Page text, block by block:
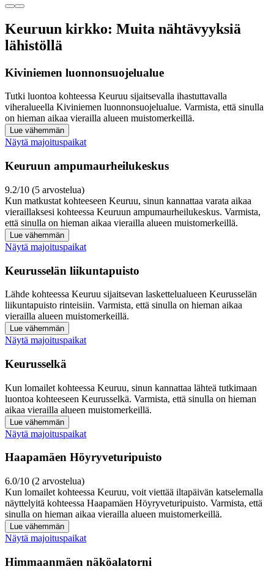
Keuruun kirkko: Muita nähtävyyksiä
lähistöllä
Kiviniemen luonnonsuojelualue
Tutki luontoa kohteessa Keuruu sijaitsevalla ihastuttavalla
viheralueella Kiviniemen luonnonsuojelualue. Varmista, että sinulla
on hieman aikaa vierailla alueen muistomerkeillä.
Lue vähemmän
Näytä majoituspaikat
Keuruun ampumaurheilukeskus
9.2/10 (5 arvostelua)
Kun matkustat kohteeseen Keuruu, sinun kannattaa varata aikaa
vieraillaksesi kohteessa Keuruun ampumaurheilukeskus. Varmista,
että sinulla on hieman aikaa vierailla alueen muistomerkeillä.
Lue vähemmän
Näytä majoituspaikat
Keurusselän liikuntapuisto
Lähde kohteessa Keuruu sijaitsevan laskettelualueen Keurusselän
liikuntapuisto rinteisiin. Varmista, että sinulla on hieman aikaa
vierailla alueen muistomerkeillä.
Lue vähemmän
Näytä majoituspaikat
Keurusselkä
Kun lomailet kohteessa Keuruu, sinun kannattaa lähteä tutkimaan
luontoa kohteeseen Keurusselkä. Varmista, että sinulla on hieman
aikaa vierailla alueen muistomerkeillä.
Lue vähemmän
Näytä majoituspaikat
Haapamäen Höyryveturipuisto
6.0/10 (2 arvostelua)
Kun lomailet kohteessa Keuruu, voit viettää iltapäivän katselemalla
näyttelyitä kohteessa Haapamäen Höyryveturipuisto. Varmista, että
sinulla on hieman aikaa vierailla alueen muistomerkeillä.
Lue vähemmän
Näytä majoituspaikat
Himmaanmäen näköalatorni